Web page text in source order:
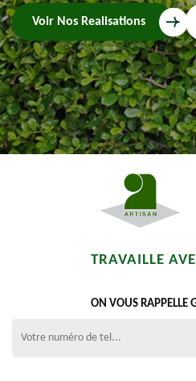
Voir Nos Realisations
TRAVAILLE
ON VOUS RAPPELLE